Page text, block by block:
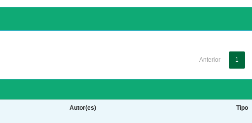
Anterior 1
Autor(es) Tipo